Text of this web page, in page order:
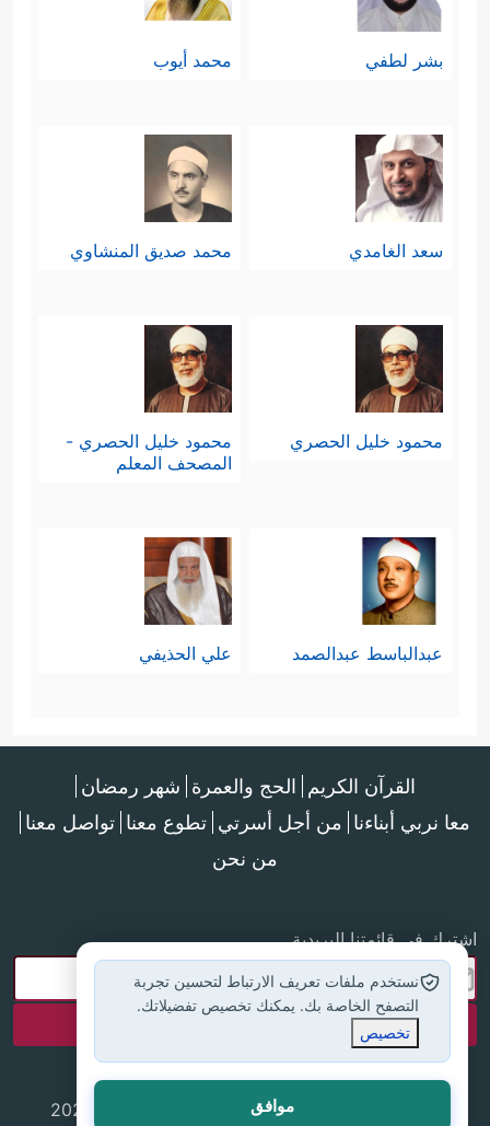
بشر لطفي محمد أيوب
سعد الغامدي محمد صديق المنشاوي
محمود خليل الحصري
محمود خليل الحصري -
المصحف المعلم
عبدالباسط عبدالصمد علي الحذيفي
القرآن الكريم الحج والعمرة شهر رمضان
معا نربي أبناءنا من أجل أسرتي تطوع معنا تواصل معنا
من نحن
اشترك في قائمتنا البريدية
جميع الحقوق محفوظة لموقع إسلام أون لاين © 2025
نستخدم ملفات تعريف الارتباط لتحسين تجربة
التصفح الخاصة بك. يمكنك تخصيص تفضيلاتك.
تخصيص
موافق